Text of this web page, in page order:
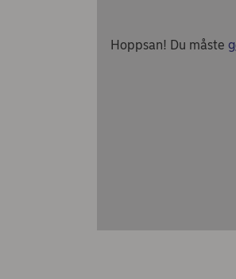
Hoppsan! Du måste